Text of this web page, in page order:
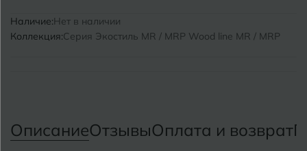
Наличие:Нет в наличии
Коллекция:Серия Экостиль MR / MRP Wood line MR / MRP
ОписаниеОтзывыОплата и возврат
Г Геленджик
Е
Сыктывкар